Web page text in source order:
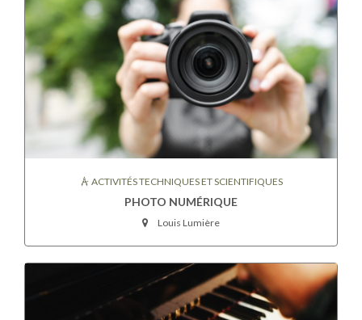
ACTIVITÉS TECHNIQUES ET SCIENTIFIQUES
PHOTO NUMÉRIQUE
Louis Lumière